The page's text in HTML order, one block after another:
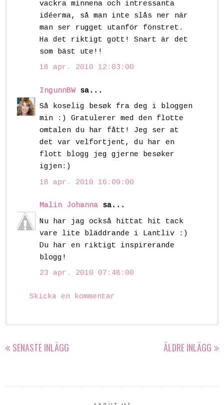
vackra minnena och intressanta
idéerma, så man inte slås ner när
man ser rugget utanför fönstret.
Ha det riktigt gott! Snart är det
som bäst ute!!
18 apr. 2010 12:03:00
IngunnBWsa...
Så koselig besøk fra deg i bloggen
min :) Gratulerer med den flotte
omtalen du har fått! Jeg ser at
det var velfortjent, du har en
flott blogg jeg gjerne besøker
igjen:)
18 apr. 2010 16:09:00
Malin Johanna sa...
Nu har jag också hittat hit tack
vare lite bläddrande i Lantliv :)
Du har en riktigt inspirerande
blogg!
23 apr. 2010 07:48:00
Skicka en kommentar
SENASTE INLÄGG ÄLDRE INLÄGG